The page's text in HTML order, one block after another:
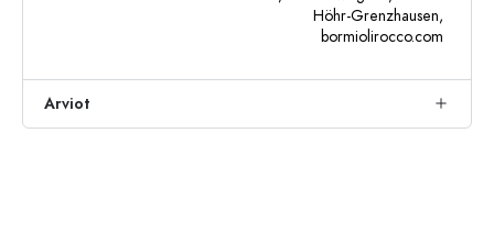
Höhr-Grenzhausen,
bormiolirocco.com
Arviot